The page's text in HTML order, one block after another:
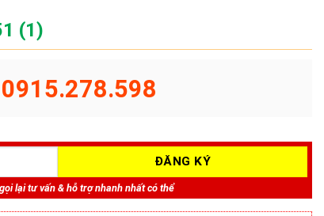
(1)
0915.278.598
lại tư vấn & hỗ trợ nhanh nhất có thể